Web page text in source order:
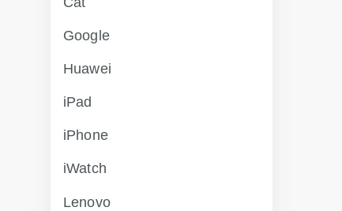
Google
Huawei
iPad
iPhone
iWatch
Lenovo